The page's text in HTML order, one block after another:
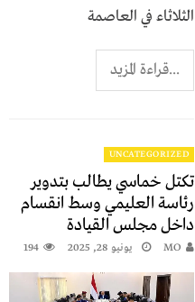
الثلاثاء في العاصمة
...قراءة المزيد
UNCATEGORIZED
تكتل خماسي يطالب بتدوير
رئاسة العليمي وسط انقسام
داخل مجلس القيادة
MO يونيو 28, 2025 194